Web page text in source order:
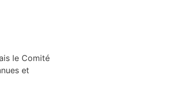
le Comité
et